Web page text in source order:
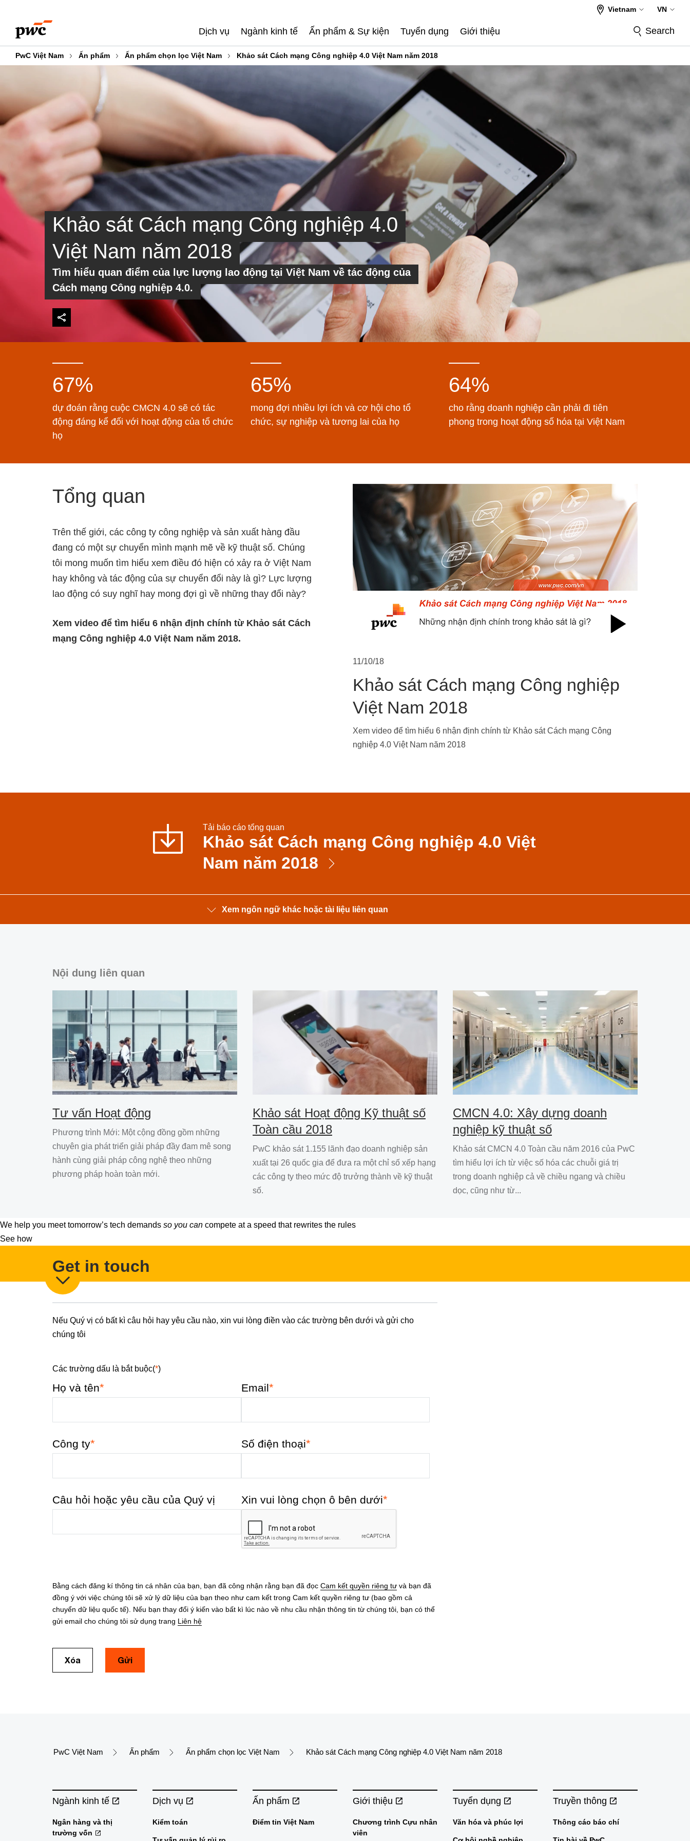
content
footer
Dịch vụ Ngành kinh tế Ấn phẩm & Sự kiện Tuyển dụng Giới thiệu
Vietnam VN
Search
PwC Việt Nam Ấn phẩm Ấn phẩm chọn lọc Việt Nam Khảo sát Cách mạng Công nghiệp 4.0 Việt Nam năm 2018
Khảo sát Cách mạng Công nghiệp 4.0
Việt Nam năm 2018
Tìm hiểu quan điểm của lực lượng lao động tại Việt Nam về tác động của
Cách mạng Công nghiệp 4.0.
67%
dự đoán rằng cuộc CMCN 4.0 sẽ có tác
động đáng kể đối với hoạt động của tổ chức
họ
65%
mong đợi nhiều lợi ích và cơ hội cho tổ
chức, sự nghiệp và tương lai của họ
64%
cho rằng doanh nghiệp cần phải đi tiên
phong trong hoạt động số hóa tại Việt Nam
Tổng quan
Trên thế giới, các công ty công nghiệp và sản xuất hàng đầu
đang có một sự chuyển mình mạnh mẽ về kỹ thuật số. Chúng
tôi mong muốn tìm hiểu xem điều đó hiện có xảy ra ở Việt Nam
hay không và tác động của sự chuyển đổi này là gì? Lực lượng
lao động có suy nghĩ hay mong đợi gì về những thay đổi này?
Xem video để tìm hiểu 6 nhận định chính từ Khảo sát Cách
mạng Công nghiệp 4.0 Việt Nam năm 2018.
11/10/18
Khảo sát Cách mạng Công nghiệp
Việt Nam 2018
Xem video để tìm hiểu 6 nhận định chính từ Khảo sát Cách mạng Công
nghiệp 4.0 Việt Nam năm 2018
Tải báo cáo tổng quan
Khảo sát Cách mạng Công nghiệp 4.0 Việt
Nam năm 2018
Xem ngôn ngữ khác hoặc tài liệu liên quan
Nội dung liên quan
Tư vấn Hoạt động
Phương trình Mới: Một cộng đồng gồm những
chuyên gia phát triển giải pháp đầy đam mê song
hành cùng giải pháp công nghệ theo những
phương pháp hoàn toàn mới.
Khảo sát Hoạt động Kỹ thuật số
Toàn cầu 2018
PwC khảo sát 1.155 lãnh đạo doanh nghiệp sản
xuất tại 26 quốc gia để đưa ra một chỉ số xếp hạng
các công ty theo mức độ trưởng thành về kỹ thuật
số.
CMCN 4.0: Xây dựng doanh
nghiệp kỹ thuật số
Khảo sát CMCN 4.0 Toàn cầu năm 2016 của PwC
tìm hiểu lợi ích từ việc số hóa các chuỗi giá trị
trong doanh nghiệp cả về chiều ngang và chiều
dọc, cũng như từ...
We help you meet tomorrow’s tech demands so you can compete at a speed that rewrites the rules
See how
Get in touch
Nếu Quý vị có bất kì câu hỏi hay yêu cầu nào, xin vui lòng điền vào các trường bên dưới và gửi cho
chúng tôi
Các trường dấu là bắt buộc(*)
Họ và tên* Email*
Công ty* Số điện thoại*
Câu hỏi hoặc yêu cầu của Quý vị Xin vui lòng chọn ô bên dưới*
Bằng cách đăng kí thông tin cá nhân của bạn, bạn đã công nhận rằng bạn đã đọc Cam kết quyền riêng tư và bạn đã
đồng ý với việc chúng tôi sẽ xử lý dữ liệu của bạn theo như cam kết trong Cam kết quyền riêng tư (bao gồm cả
chuyển dữ liệu quốc tế). Nếu bạn thay đổi ý kiến vào bất kì lúc nào về nhu cầu nhận thông tin từ chúng tôi, bạn có thể
gửi email cho chúng tôi sử dụng trang Liên hệ
Xóa Gửi
PwC Việt Nam Ấn phẩm Ấn phẩm chọn lọc Việt Nam Khảo sát Cách mạng Công nghiệp 4.0 Việt Nam năm 2018
Ngành kinh tế
Ngân hàng và thị
trường vốn
Dịch vụ
Kiểm toán
Ấn phẩm
Điểm tin Việt Nam
Giới thiệu
Chương trình Cựu nhân
viên
Tuyển dụng
Văn hóa và phúc lợi
Truyền thông
Thông cáo báo chí